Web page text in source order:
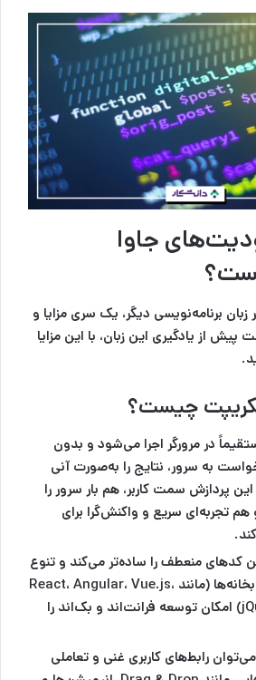
جاوا
زبان برنامه‌نویسی دیگر، یک سری مزایا و
پیش از یادگیری این زبان، با این مزایا
چیست؟
در مرورگر اجرا می‌شود و بدون
به سرور، نتایج را به‌صورت آنی
پردازش سمت کاربر، هم بار سرور را
تجربه‌ای سریع و واکنش‌گرا برای
کدهای منعطف را ساده‌تر می‌کند و تنوع
فریم‌ورک‌ها و کتابخانه‌ها (مانند React، Angular، Vue.js،
Node.js و jQuery) امکان توسعه فرانت‌اند و بک‌اند را
رابط‌های کاربری غنی و تعاملی